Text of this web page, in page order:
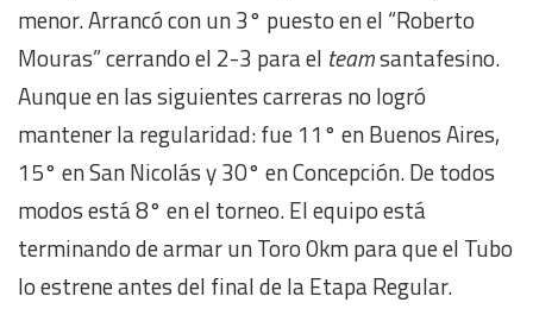
menor. Arrancó con un 3° puesto en el “Roberto
Mouras” cerrando el 2-3 para el teamsantafesino.
Aunque en las siguientes carreras no logró
mantener la regularidad: fue 11° en Buenos Aires,
15° en San Nicolás y 30° en Concepción. De todos
modos está 8° en el torneo. El equipo está
terminando de armar un Toro 0km para que el Tubo
lo estrene antes del final de la Etapa Regular.